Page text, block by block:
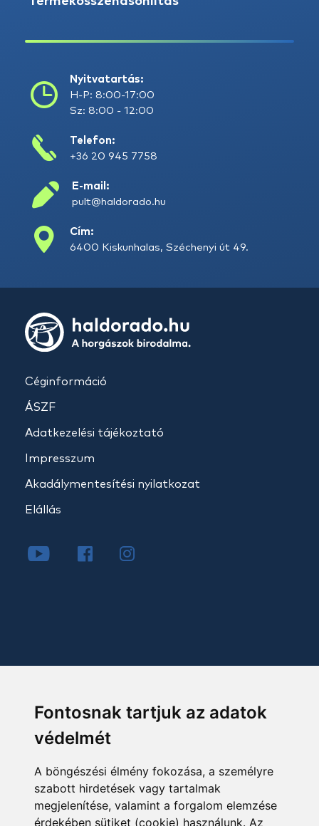
Fontosnak tartjuk az adatok
védelmét
A böngészési élmény fokozása, a személyre
szabott hirdetések vagy tartalmak
megjelenítése, valamint a forgalom elemzése
érdekében sütiket (cookie) használunk. Az
Nyitvatartás:
H-P: 8:00-17:00
Sz: 8:00 - 12:00
Telefon:
+36 20 945 7758
E-mail:
pult@haldorado.hu
Cím:
6400 Kiskunhalas, Széchenyi út 49.
Céginformáció
ÁSZF
Adatkezelési tájékoztató
Impresszum
Akadálymentesítési nyilatkozat
Elállás